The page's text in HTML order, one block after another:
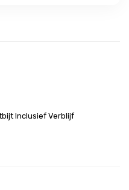
Inclusief Verblijf